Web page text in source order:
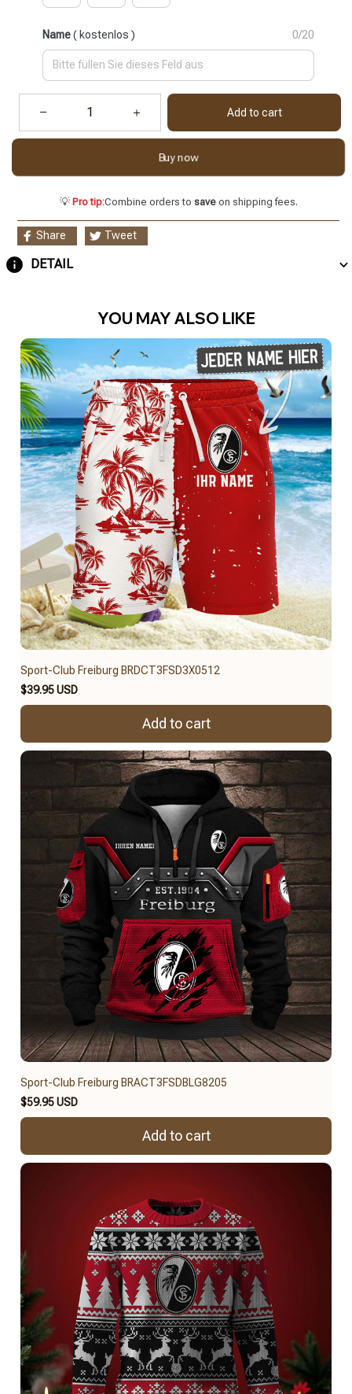
Name( kostenlos ) 0/20
Add to cart
Buy now
💡 Pro tip:Combine orders to saveon shipping fees.
Share Tweet
DETAIL
YOU MAY ALSO LIKE
Sport-Club Freiburg BRDCT3FSD3X0512
$39.95 USD
Add to cart
Sport-Club Freiburg BRACT3FSDBLG8205
$59.95 USD
Add to cart